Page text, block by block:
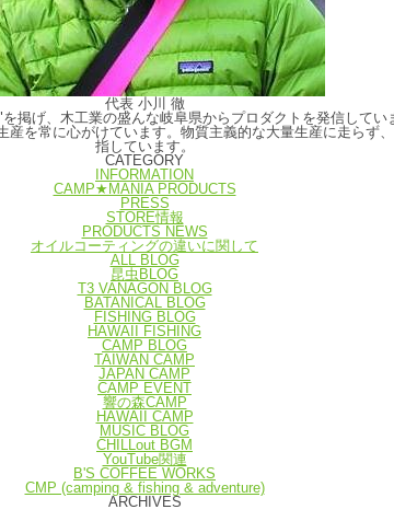
代表 小川 徹
掲げ、木工業の盛んな岐阜県からプロダクトを発信して
を常に心がけています。物質主義的な大量生産に走らず
指しています。
CATEGORY
INFORMATION
CAMP★MANIA PRODUCTS
PRESS
STORE情報
PRODUCTS NEWS
オイルコーティングの違いに関して
ALL BLOG
昆虫BLOG
T3 VANAGON BLOG
BATANICAL BLOG
FISHING BLOG
HAWAII FISHING
CAMP BLOG
TAIWAN CAMP
JAPAN CAMP
CAMP EVENT
響の森CAMP
HAWAII CAMP
MUSIC BLOG
CHILLout BGM
YouTube関連
B'S COFFEE WORKS
CMP (camping & fishing & adventure)
ARCHIVES